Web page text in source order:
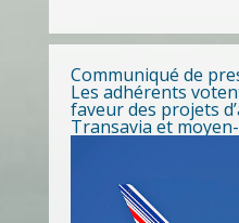
Communiqué de
Les adhérents
faveur des projets
Transavia et